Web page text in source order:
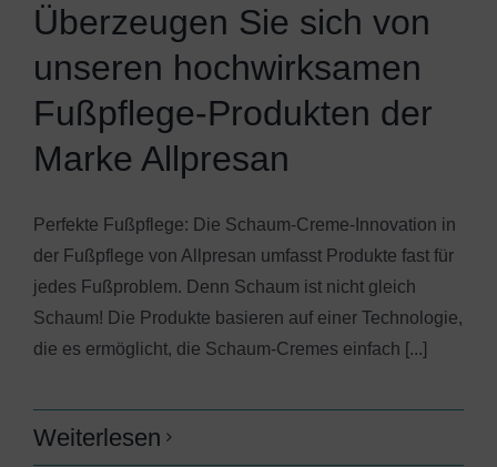
Überzeugen Sie sich von
unseren hochwirksamen
Fußpflege-Produkten der
Marke Allpresan
Perfekte Fußpflege: Die Schaum-Creme-Innovation in
der Fußpflege von Allpresan umfasst Produkte fast für
jedes Fußproblem. Denn Schaum ist nicht gleich
Schaum! Die Produkte basieren auf einer Technologie,
die es ermöglicht, die Schaum-Cremes einfach [...]
Weiterlesen